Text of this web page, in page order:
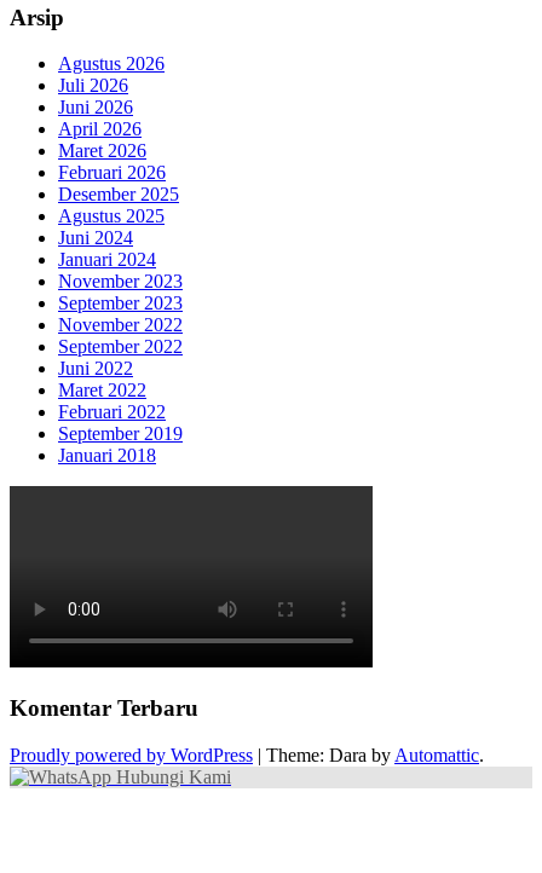
Arsip
Agustus 2026
Juli 2026
Juni 2026
April 2026
Maret 2026
Februari 2026
Desember 2025
Agustus 2025
Juni 2024
Januari 2024
November 2023
September 2023
November 2022
September 2022
Juni 2022
Maret 2022
Februari 2022
September 2019
Januari 2018
Komentar Terbaru
Proudly powered by WordPress | Theme: Dara by Automattic.
Hubungi Kami